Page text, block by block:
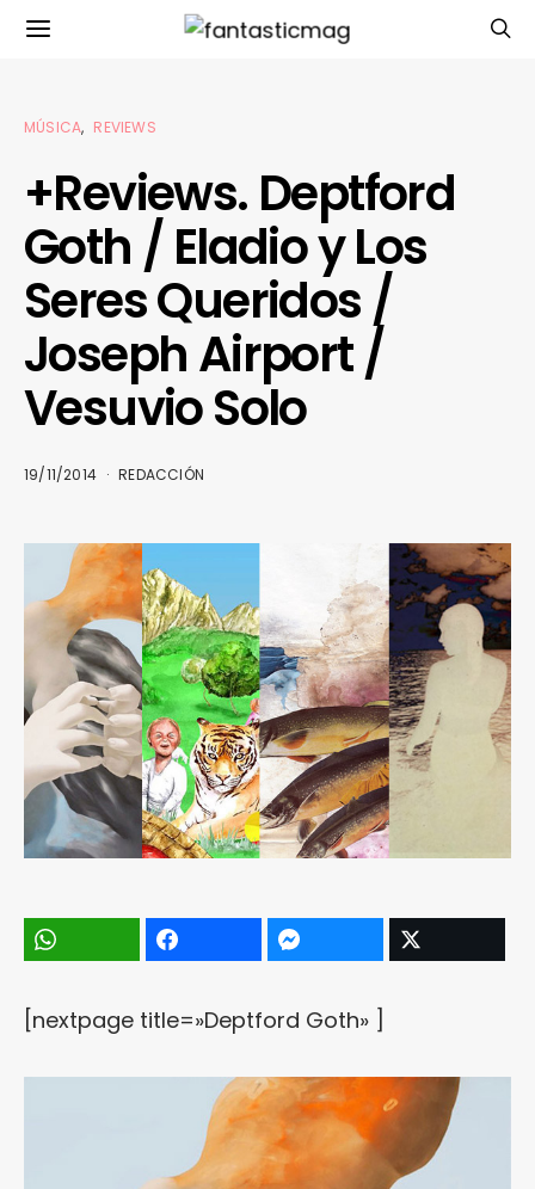
MÚSICA REVIEWS
+Reviews. Deptford
Goth / Eladio y Los
Seres Queridos /
Joseph Airport /
Vesuvio Solo
19/11/2014 REDACCIÓN
[nextpage title=»Deptford Goth» ]